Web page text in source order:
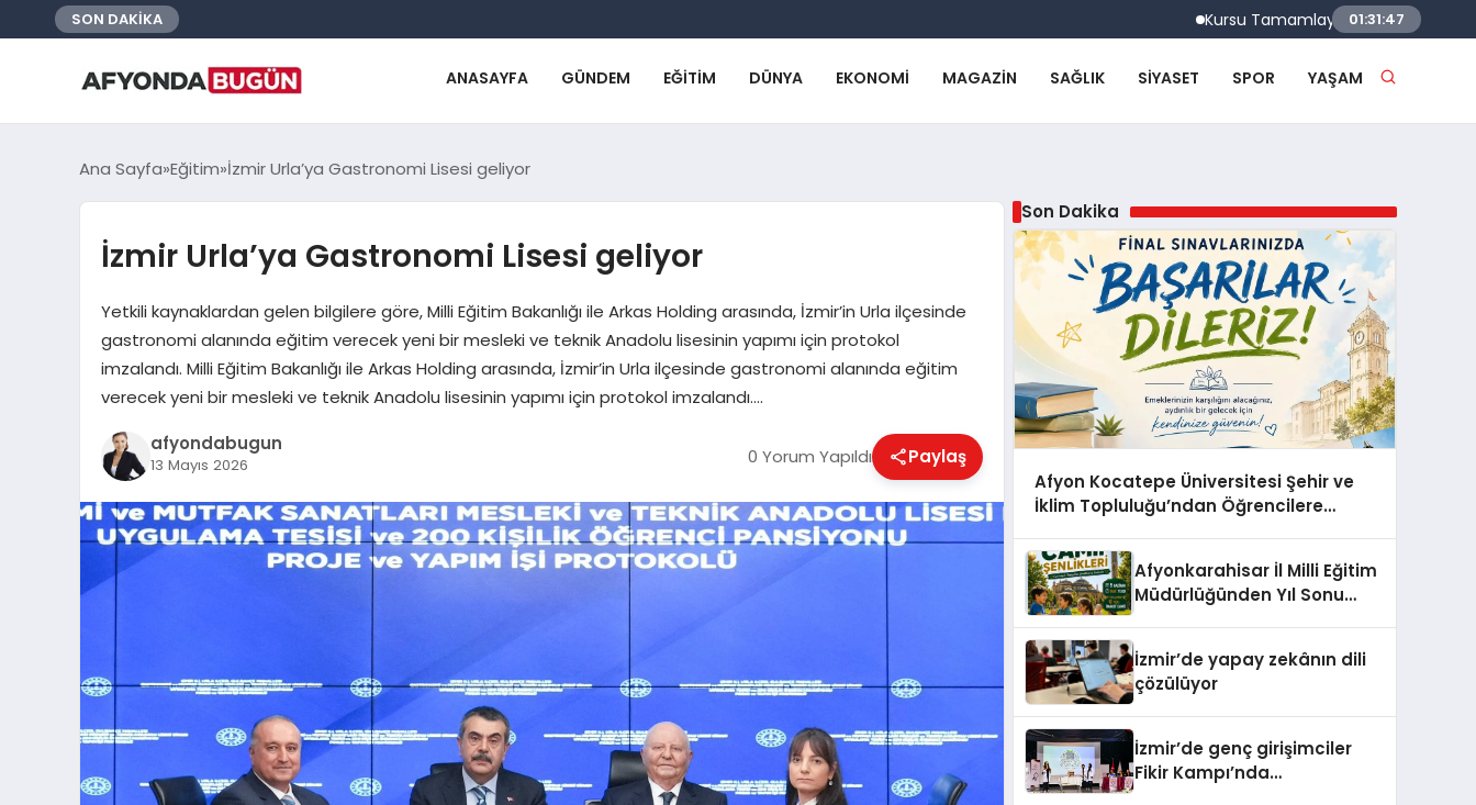
SON DAKİKA Kursu Tamamlayan Sürücülere Sertifikaları
01:31:48
ANASAYFA GÜNDEM EĞITIM DÜNYA EKONOMI MAGAZIN SAĞLIK SIYASET SPOR YAŞAM
Ana Sayfa Eğitim İzmir Urla’ya Gastronomi Lisesi geliyor
İzmir Urla’ya Gastronomi Lisesi geliyor
Yetkili kaynaklardan gelen bilgilere göre, Milli Eğitim Bakanlığı ile Arkas Holding arasında, İzmir’in Urla ilçesinde
gastronomi alanında eğitim verecek yeni bir mesleki ve teknik Anadolu lisesinin yapımı için protokol
imzalandı. Milli Eğitim Bakanlığı ile Arkas Holding arasında, İzmir’in Urla ilçesinde gastronomi alanında eğitim
verecek yeni bir mesleki ve teknik Anadolu lisesinin yapımı için protokol imzalandı….
afyondabugun
13 Mayıs 2026 0 Yorum Yapıldı Paylaş
Son Dakika
Afyon Kocatepe Üniversitesi Şehir ve
İklim Topluluğu’ndan Öğrencilere
Afyonkarahisar İl Milli Eğitim
Müdürlüğünden Yıl Sonu
İzmir’de yapay zekânın dili
çözülüyor
İzmir’de genç girişimciler
Fikir Kampı’nda